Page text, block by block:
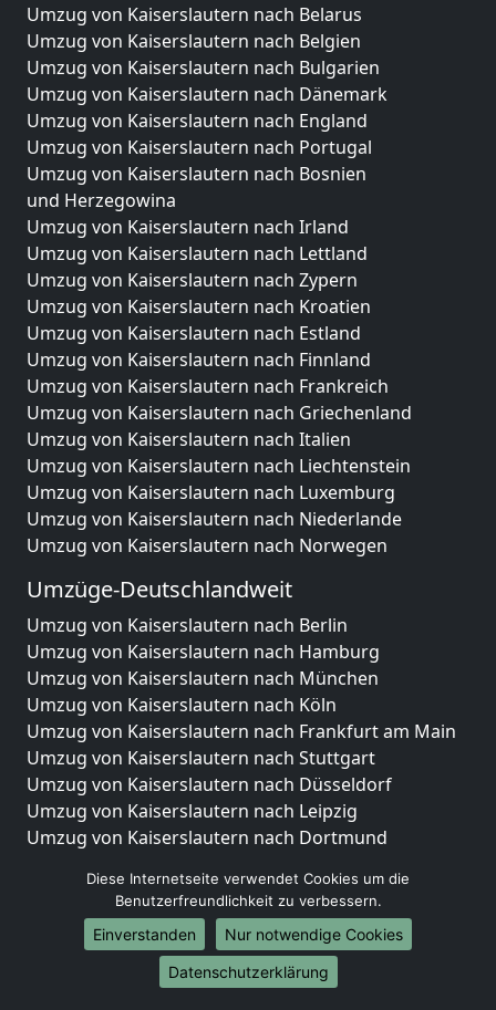
Umzug von Kaiserslautern nach Belarus
Umzug von Kaiserslautern nach Belgien
Umzug von Kaiserslautern nach Bulgarien
Umzug von Kaiserslautern nach Dänemark
Umzug von Kaiserslautern nach England
Umzug von Kaiserslautern nach Portugal
Umzug von Kaiserslautern nach Bosnien
und Herzegowina
Umzug von Kaiserslautern nach Irland
Umzug von Kaiserslautern nach Lettland
Umzug von Kaiserslautern nach Zypern
Umzug von Kaiserslautern nach Kroatien
Umzug von Kaiserslautern nach Estland
Umzug von Kaiserslautern nach Finnland
Umzug von Kaiserslautern nach Frankreich
Umzug von Kaiserslautern nach Griechenland
Umzug von Kaiserslautern nach Italien
Umzug von Kaiserslautern nach Liechtenstein
Umzug von Kaiserslautern nach Luxemburg
Umzug von Kaiserslautern nach Niederlande
Umzug von Kaiserslautern nach Norwegen
Umzüge-Deutschlandweit
Umzug von Kaiserslautern nach Berlin
Umzug von Kaiserslautern nach Hamburg
Umzug von Kaiserslautern nach München
Umzug von Kaiserslautern nach Köln
Umzug von Kaiserslautern nach Frankfurt am Main
Umzug von Kaiserslautern nach Stuttgart
Umzug von Kaiserslautern nach Düsseldorf
Umzug von Kaiserslautern nach Leipzig
Umzug von Kaiserslautern nach Dortmund
Umzug von Kaiserslautern nach Bremen
Umzug von Kaiserslautern nach Dresden
Umzug von Kaiserslautern nach Hannover
Umzug von Kaiserslautern nach Nürnberg
Umzug von Kaiserslautern nach Duisburg
Diese Internetseite verwendet Cookies um die
Benutzerfreundlichkeit zu verbessern.
Einverstanden
Nur notwendige Cookies
Datenschutzerklärung